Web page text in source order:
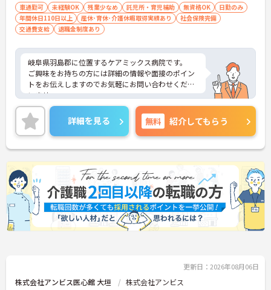
車通勤可 未経験OK 残業少なめ 託児所・育児補助 無資格OK
日勤のみ
年間休日110日以上
産休･育休･介護休暇取得実績あり
社会保険完備
交通費支給
退職金制度あり
岐阜県羽島郡に位置するケアミックス病院です。
ご興味をお持ちの方には詳細の情報や面接のポイン
トをお伝えしますのでお気軽にお問い合わせくださ
いませ。
詳細を見る 無料 紹介してもらう
更新日：2026年08月06日
株式会社アンビス医心館 大垣 株式会社アンビス